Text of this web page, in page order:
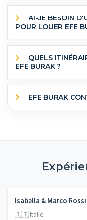
POUR LOUER EFE
EFE BURAK ?
EFE BURAK
Isabella & Marco Rossi
🇮🇹 Italie